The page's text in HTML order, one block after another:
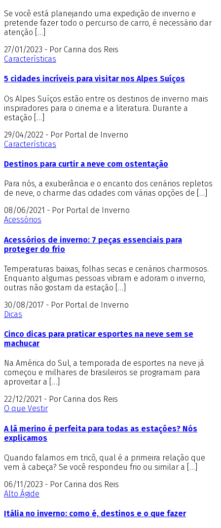
Se você está planejando uma expedição de inverno e
pretende fazer todo o percurso de carro, é necessário dar
atenção […]
27/01/2023 - Por Carina dos Reis
Características
5 cidades incríveis para visitar nos Alpes Suíços
Os Alpes Suíços estão entre os destinos de inverno mais
inspiradores para o cinema e a literatura. Durante a
estação […]
29/04/2022 - Por Portal de Inverno
Características
Destinos para curtir a neve com ostentação
Para nós, a exuberância e o encanto dos cenários repletos
de neve, o charme das cidades com várias opções de […]
08/06/2021 - Por Portal de Inverno
Acessórios
Acessórios de inverno: 7 peças essenciais para
proteger do frio
Temperaturas baixas, folhas secas e cenários charmosos.
Enquanto algumas pessoas vibram e adoram o inverno,
outras não gostam da estação […]
30/08/2017 - Por Portal de Inverno
Dicas
Cinco dicas para praticar esportes na neve sem se
machucar
Na América do Sul, a temporada de esportes na neve já
começou e milhares de brasileiros se programam para
aproveitar a […]
22/12/2021 - Por Carina dos Reis
O que Vestir
A lã merino é perfeita para todas as estações? Nós
explicamos
Quando falamos em tricô, qual é a primeira relação que
vem à cabeça? Se você respondeu frio ou similar a […]
06/11/2023 - Por Carina dos Reis
Alto Ágide
Itália no inverno: como é, destinos e o que fazer